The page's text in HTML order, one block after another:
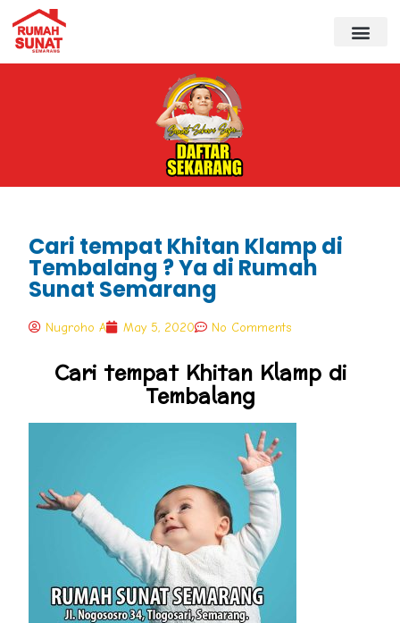
Cari tempat Khitan Klamp di
Tembalang ? Ya di Rumah
Sunat Semarang
Nugroho A May 5, 2020 No Comments
Cari tempat Khitan Klamp di
Tembalang